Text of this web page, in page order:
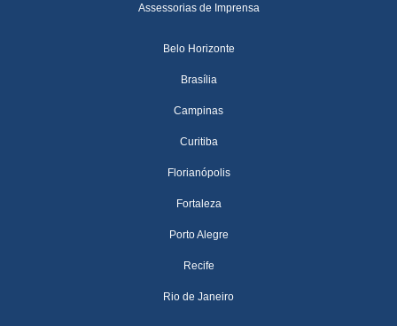
Assessorias de Imprensa
Belo Horizonte
Brasília
Campinas
Curitiba
Florianópolis
Fortaleza
Porto Alegre
Recife
Rio de Janeiro